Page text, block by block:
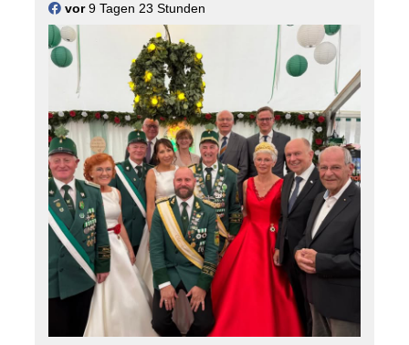
vor9 Tagen 23 Stunden